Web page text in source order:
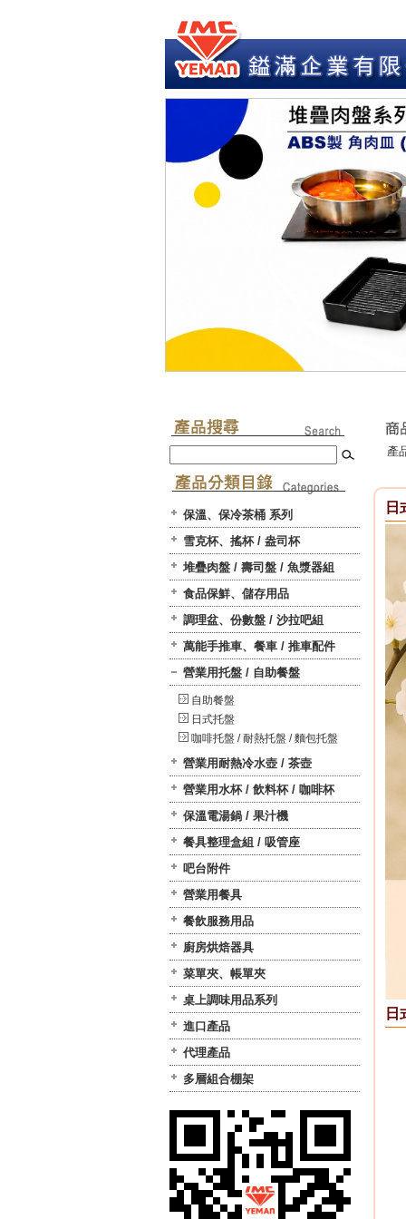
保溫、保冷茶桶 系列
雪克杯、搖杯 / 盎司杯
堆疊肉盤 / 壽司盤 / 魚漿器組
食品保鮮、儲存用品
調理盆、份數盤 / 沙拉吧組
萬能手推車、餐車 / 推車配件
營業用托盤 / 自助餐盤
自助餐盤
日式托盤
咖啡托盤 / 耐熱托盤 / 麵包托盤
營業用耐熱冷水壺 / 茶壺
營業用水杯 / 飲料杯 / 咖啡杯
保溫電湯鍋 / 果汁機
餐具整理盒組 / 吸管座
吧台附件
營業用餐具
餐飲服務用品
廚房烘焙器具
菜單夾、帳單夾
桌上調味用品系列
進口產品
代理產品
多層組合棚架
產
日
日